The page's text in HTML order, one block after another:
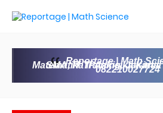
Reportage | Math
Matematika IPA, Fisika Kimia Biologi, SD SMP SMA,
082210027724